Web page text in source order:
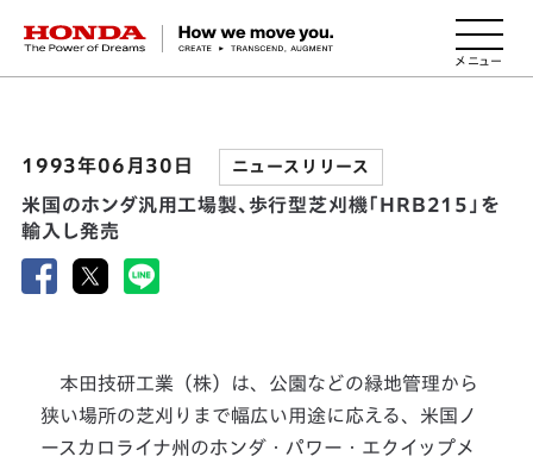
HONDA The Power of Dreams
1993年06月30日 ニュースリリース
米国のホンダ汎用工場製、歩行型芝刈機「HRB215」を
輸入し発売
本田技研工業（株）は、公園などの緑地管理から
狭い場所の芝刈りまで幅広い用途に応える、米国ノ
ースカロライナ州のホンダ・パワー・エクイップメ